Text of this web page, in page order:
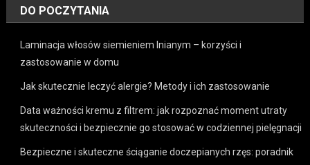
DO POCZYTANIA
Laminacja włosów siemieniem lnianym – korzyści i
zastosowanie w domu
Jak skutecznie leczyć alergie? Metody i ich zastosowanie
Data ważności kremu z filtrem: jak rozpoznać moment utraty
skuteczności i bezpiecznie go stosować w codziennej pielęgnacji
Bezpieczne i skuteczne ściąganie doczepianych rzęs: poradnik